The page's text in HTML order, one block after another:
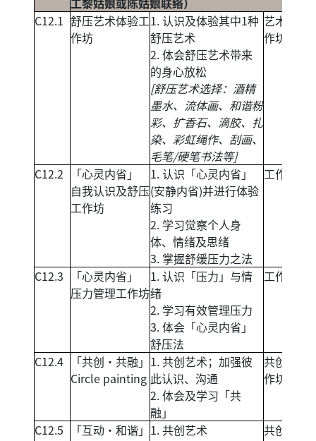
C12.1 舒压艺术体验工
作坊
1. 认识及体验其中1种
舒压艺术
2. 体会舒压艺术带来
的身心放松
[舒压艺术选择：酒精
墨水、流体画、和谐粉
彩、扩香石、滴胶、扎
染、彩虹绳作、刮画、
毛笔/硬笔书法等]
艺术体验
作坊
C12.2
「心灵内省」
自我认识及舒压
工作坊
1. 认识「心灵内省」
(安静内省)并进行体验
练习
2. 学习觉察个人身
体、情绪及思绪
3. 掌握舒缓压力之法
工作坊
C12.3
「心灵内省」
压力管理工作坊
1. 认识「压力」与情
绪
2. 学习有效管理压力
3. 体会「心灵内省」
舒压法
工作坊
C12.4
「共创‧共融」
Circle painting
1. 共创艺术；加强彼
此认识、沟通
2. 体会及学习「共
融」
共创艺术
作坊
C12.5
「互动‧和谐」 1. 共创艺术
共创艺术